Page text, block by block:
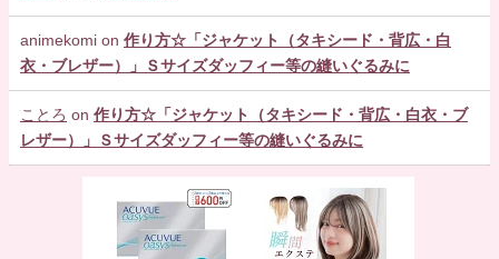
animekomi on 作り方☆「ジャケット（タキシード・背広・白
衣・ブレザー）」Ｓサイズダッフィー等の縫いぐるみに
ことろ on 作り方☆「ジャケット（タキシード・背広・白衣・ブ
レザー）」Ｓサイズダッフィー等の縫いぐるみに